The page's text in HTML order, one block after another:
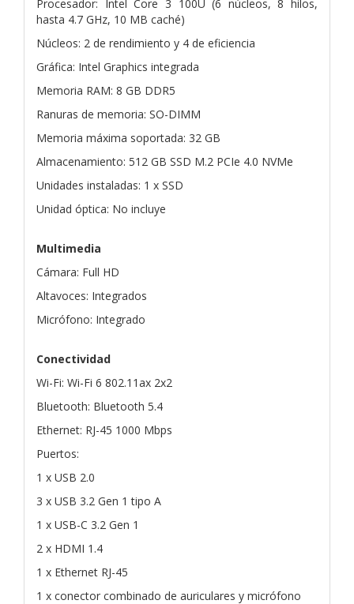
Procesador: Intel Core 3 100U (6 núcleos, 8 hilos,
hasta 4.7 GHz, 10 MB caché)
Núcleos: 2 de rendimiento y 4 de eficiencia
Gráfica: Intel Graphics integrada
Memoria RAM: 8 GB DDR5
Ranuras de memoria: SO-DIMM
Memoria máxima soportada: 32 GB
Almacenamiento: 512 GB SSD M.2 PCIe 4.0 NVMe
Unidades instaladas: 1 x SSD
Unidad óptica: No incluye
Multimedia
Cámara: Full HD
Altavoces: Integrados
Micrófono: Integrado
Conectividad
Wi-Fi: Wi-Fi 6 802.11ax 2x2
Bluetooth: Bluetooth 5.4
Ethernet: RJ-45 1000 Mbps
Puertos:
1 x USB 2.0
3 x USB 3.2 Gen 1 tipo A
1 x USB-C 3.2 Gen 1
2 x HDMI 1.4
1 x Ethernet RJ-45
1 x conector combinado de auriculares y micrófono